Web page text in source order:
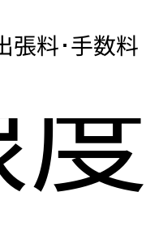
張料･手数料